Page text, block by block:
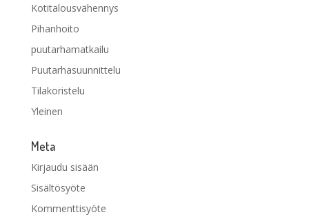
Kotitalousvähennys
Pihanhoito
puutarhamatkailu
Puutarhasuunnittelu
Tilakoristelu
Yleinen
Meta
Kirjaudu sisään
Sisältösyöte
Kommenttisyöte